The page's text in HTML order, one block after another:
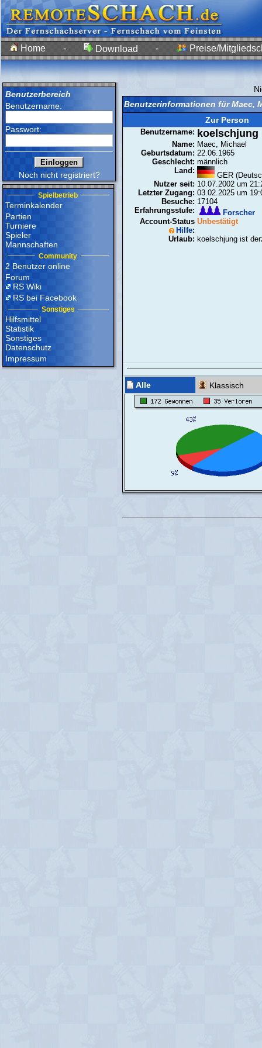
Home - Download - Preise/
Benutzerbereich
Benutzername:
Passwort:
Noch nicht registriert?
Spielbetrieb
Terminkalender
Partien
Turniere
Spieler
Mannschaften
Community
2 Benutzer online
Forum
RS Wiki
RS bei Facebook
Sonstiges
Hilfsmittel
Statistik
Sonstiges
Datenschutz
Impressum
Benutzerinformationen für Maec,
Zur Person
Benutzername: koelschjung
Name: Maec, Michael
Geburtsdatum: 22.06.1965
Geschlecht: männlich
Land:
GER
Nutzer seit: 10.07.2002 um
Letzter Zugang: 03.02.2025 um
Besuche: 17104
Erfahrungsstufe:
Forscher
Account-Status
Hilfe:
Unbestätigt
Urlaub: koelschjung ist
Alle Klassisch